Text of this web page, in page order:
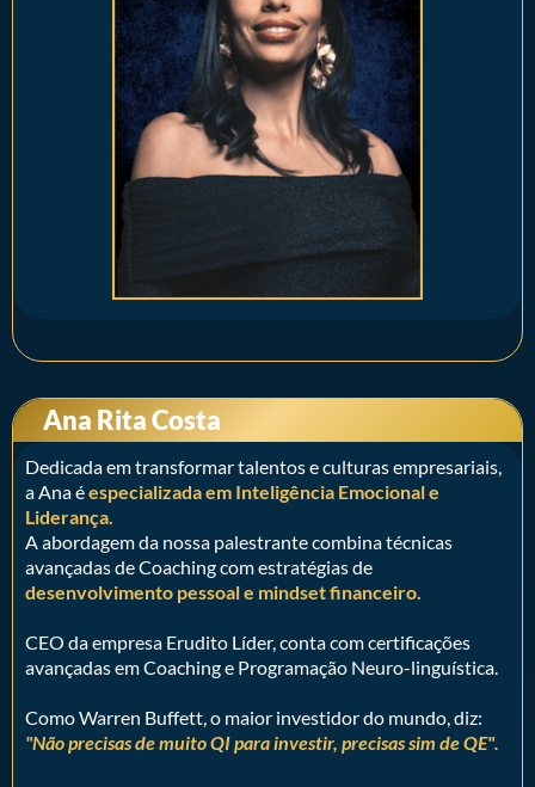
Ana Rita Costa
Dedicada em transformar talentos e culturas empresariais,
a Ana éespecializada em Inteligência Emocional e
Liderança.
A abordagem da nossa palestrante combina técnicas
avançadas de Coaching com estratégias de
desenvolvimento pessoal e mindset financeiro.
CEO da empresa Erudito Líder, conta com certificações
avançadas em Coaching e Programação Neuro-linguística.
Como Warren Buffett, o maior investidor do mundo, diz:
"Não precisas de muito QI para investir, precisas sim de QE".